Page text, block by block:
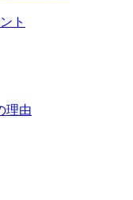
ト
理由